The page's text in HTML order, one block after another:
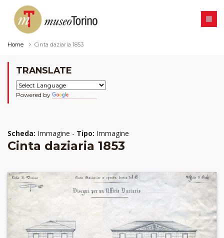
Home Cinta daziaria 1853
TRANSLATE
Powered by
Scheda: Immagine - Tipo: Immagine
Cinta daziaria 1853